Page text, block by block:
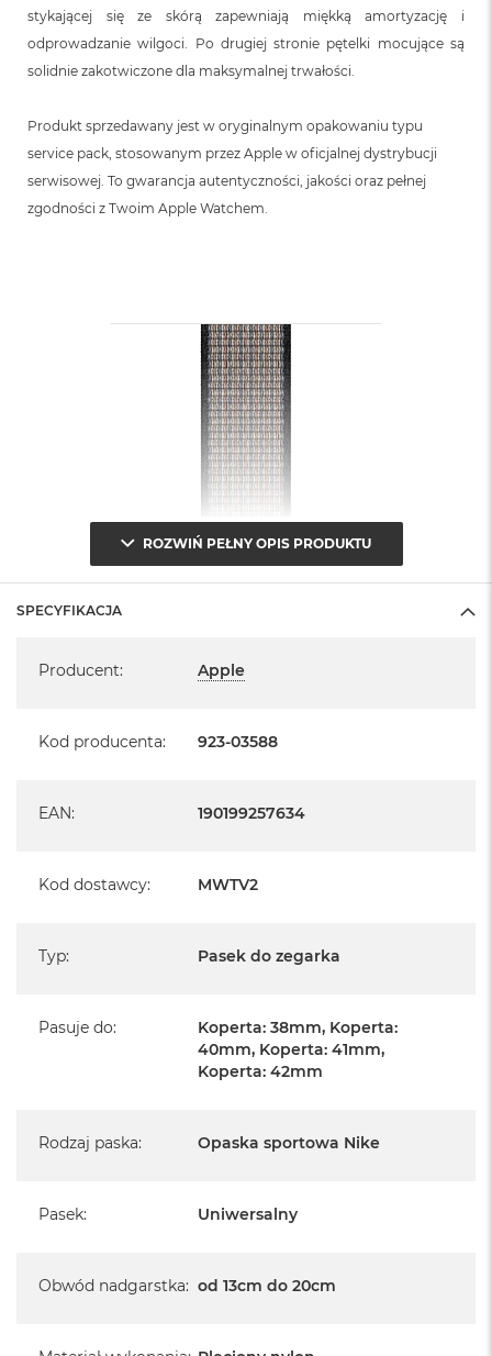
stykającej się ze skórą zapewniają miękką amortyzację i
odprowadzanie wilgoci. Po drugiej stronie pętelki mocujące są
solidnie zakotwiczone dla maksymalnej trwałości.
Produkt sprzedawany jest w oryginalnym opakowaniu typu
service pack, stosowanym przez Apple w oficjalnej dystrybucji
serwisowej. To gwarancja autentyczności, jakości oraz pełnej
zgodności z Twoim Apple Watchem.
ROZWIŃ PEŁNY OPIS PRODUKTU
SPECYFIKACJA
Producent: Apple
Kod producenta: 923-03588
EAN: 190199257634
Kod dostawcy: MWTV2
Typ: Pasek do zegarka
Pasuje do:
Koperta: 38mm, Koperta:
40mm, Koperta: 41mm,
Koperta: 42mm
Rodzaj paska: Opaska sportowa Nike
Pasek: Uniwersalny
Obwód nadgarstka: od 13cm do 20cm